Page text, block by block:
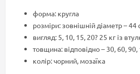
форма: кругла
розміри: зовнішній діаметр –
вигляд: 5, 10, 15, 20? 25 кг із
товщина: відповідно – 30, 60,
колір: чорний, мозаїка